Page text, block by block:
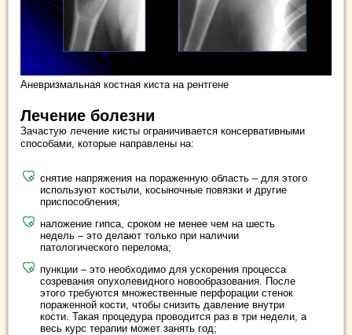
Аневризмальная костная киста на рентгене
Лечение болезни
Зачастую лечение кисты ограничивается консервативными
способами, которые направлены на:
снятие напряжения на пораженную область – для этого
используют костыли, косыночные повязки и другие
приспособления;
наложение гипса, сроком не менее чем на шесть
недель – это делают только при наличии
патологического перелома;
пункции – это необходимо для ускорения процесса
созревания опухолевидного новообразования. После
этого требуются множественные перфорации стенок
пораженной кости, чтобы снизить давление внутри
кости. Такая процедура проводится раз в три недели, а
весь курс терапии может занять год;